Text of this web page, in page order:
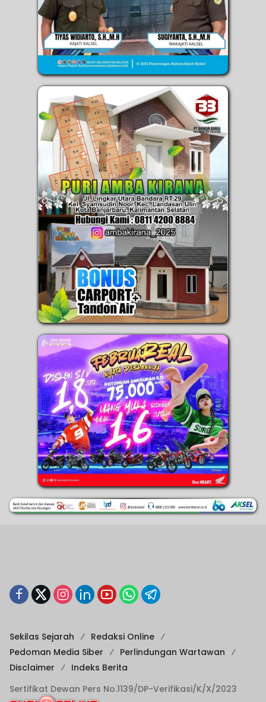
Sekilas Sejarah
Redaksi Online
Pedoman Media Siber
Perlindungan Wartawan
Disclaimer
Indeks Berita
Sertifikat Dewan Pers No.1139/DP-Verifikasi/K/X/2023